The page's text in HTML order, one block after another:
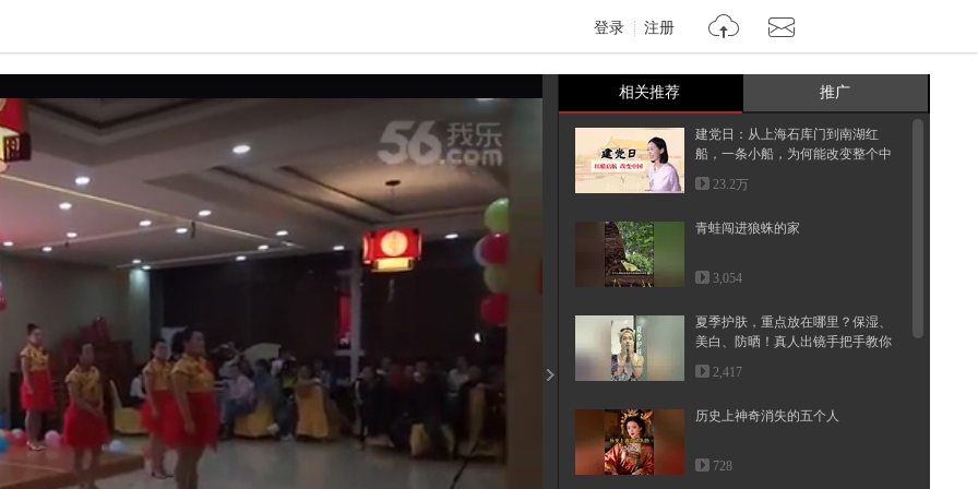
登录 注册
标准
100
相关推荐 推广
建党日：从上海石库门到南湖红
船，一条小船，为何能改变整个中
国
23.2万
青蛙闯进狼蛛的家
3,054
夏季护肤，重点放在哪里？保湿、
美白、防晒！真人出镜手把手教你
夏...
2,417
历史上神奇消失的五个人
728